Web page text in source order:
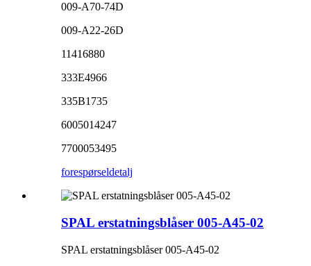
009-A70-74D
009-A22-26D
11416880
333E4966
335B1735
6005014247
7700053495
forespørseldetalj
SPAL erstatningsblåser 005-A45-02
SPAL erstatningsblåser 005-A45-02